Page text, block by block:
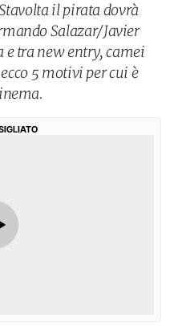
il pirata dovrà
Salazar/Javier
e tra new entry, camei
5 motivi per cui è